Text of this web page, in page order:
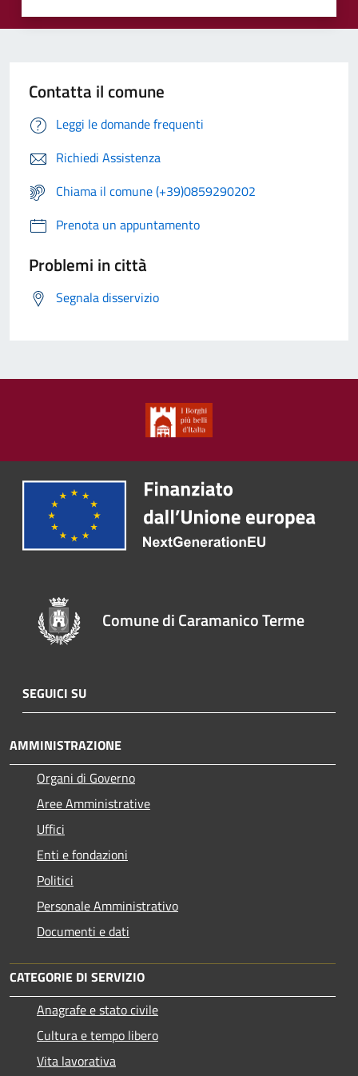
Contatta il comune
Leggi le domande frequenti
Richiedi Assistenza
Chiama il comune (+39)0859290202
Prenota un appuntamento
Problemi in città
Segnala disservizio
Comune di Caramanico Terme
SEGUICI SU
AMMINISTRAZIONE
Organi di Governo
Aree Amministrative
Uffici
Enti e fondazioni
Politici
Personale Amministrativo
Documenti e dati
CATEGORIE DI SERVIZIO
Anagrafe e stato civile
Cultura e tempo libero
Vita lavorativa